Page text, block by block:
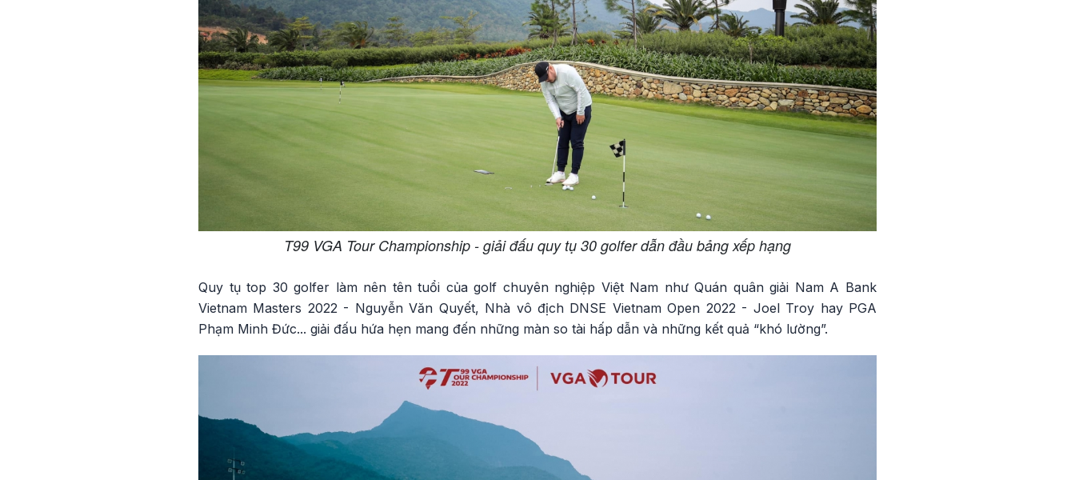
T99 VGA Tour Championship - giải đấu quy tụ 30 golfer dẫn đầu bảng xếp hạng
Quy tụ top 30 golfer làm nên tên tuổi của golf chuyên nghiệp Việt Nam như Quán quân giải Nam A Bank
Vietnam Masters 2022 - Nguyễn Văn Quyết, Nhà vô địch DNSE Vietnam Open 2022 - Joel Troy hay PGA
Phạm Minh Đức... giải đấu hứa hẹn mang đến những màn so tài hấp dẫn và những kết quả “khó lường”.